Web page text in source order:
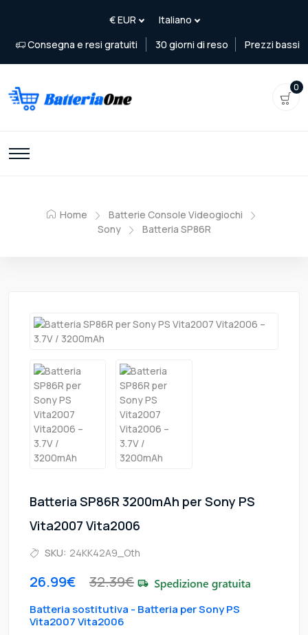
Consegna e resi gratuiti 30 giorni di reso Prezzi bassi
0
Home
Batterie Console Videogiochi
Sony
Batteria SP86R
Batteria SP86R 3200mAh per Sony PS
Vita2007 Vita2006
SKU: 24KK42A9_Oth
26.99€ 32.39€
Batteria sostitutiva - Batteria per Sony PS
Vita2007 Vita2006